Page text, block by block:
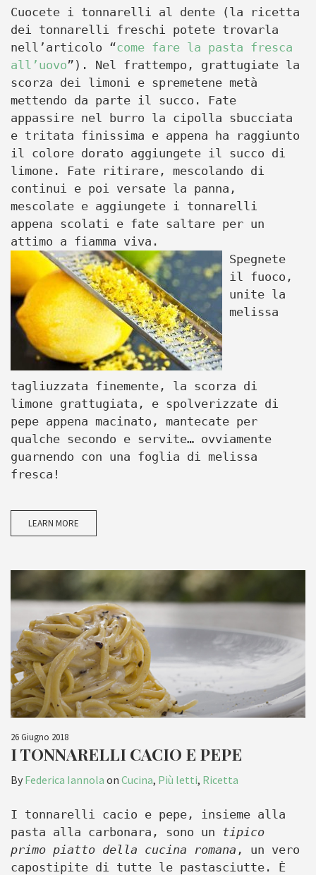
Cuocete i tonnarelli al dente (la ricetta
dei tonnarelli freschi potete trovarla
nell’articolo “come fare la pasta fresca
all’uovo”). Nel frattempo, grattugiate la
scorza dei limoni e spremetene metà
mettendo da parte il succo. Fate
appassire nel burro la cipolla sbucciata
e tritata finissima e appena ha raggiunto
il colore dorato aggiungete il succo di
limone. Fate ritirare, mescolando di
continui e poi versate la panna,
mescolate e aggiungete i tonnarelli
appena scolati e fate saltare per un
attimo a fiamma viva.
Spegnete
il fuoco,
unite la
melissa
tagliuzzata finemente, la scorza di
limone grattugiata, e spolverizzate di
pepe appena macinato, mantecate per
qualche secondo e servite… ovviamente
guarnendo con una foglia di melissa
fresca!
LEARN MORE
26 Giugno 2018
I TONNARELLI CACIO E PEPE
By Federica Iannola on Cucina, Più letti, Ricetta
I tonnarelli cacio e pepe, insieme alla
pasta alla carbonara, sono un tipico
primo piatto della cucina romana , un vero
capostipite di tutte le pastasciutte. È